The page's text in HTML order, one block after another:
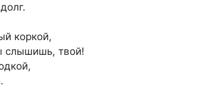
коркой,
слышишь, твой!